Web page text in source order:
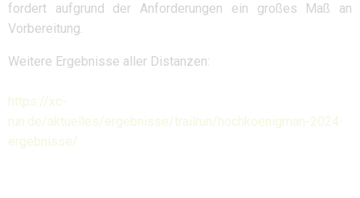
fordert aufgrund der Anforderungen ein großes Maß an
Vorbereitung.
Weitere Ergebnisse aller Distanzen:
https://xc-
run.de/aktuelles/ergebnisse/trailrun/hochkoenigman-2024-
ergebnisse/